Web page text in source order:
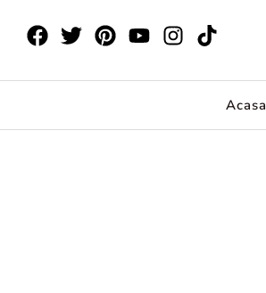
Acasa